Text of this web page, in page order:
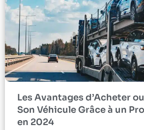
Les Avantages d’Acheter
Son Véhicule Grâce à un
en 2024